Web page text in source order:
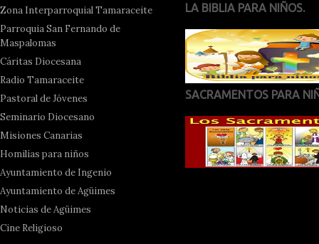
Zona Interparroquial Tamaraceite
Parroquia San Fernando de
Maspalomas
Cáritas Diocesana
Radio Tamaraceite
Pastoral de Jóvenes
Seminario Diocesano
Misiones Canarias
Homilías para niños
Ayuntamiento de Ingenio
Ayuntamiento de Agüimes
Noticias de Agüimes
Cine Religioso
LA BIBLIA PARA NIÑOS.
SACRAMENTOS PARA